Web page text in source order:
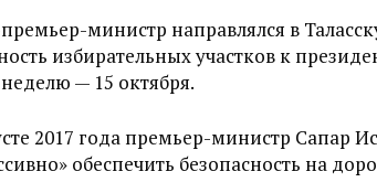
министр направлялся в
избирательных участков к
— 15 октября.
2017 года премьер-министр Сапар
обеспечить безопасность на